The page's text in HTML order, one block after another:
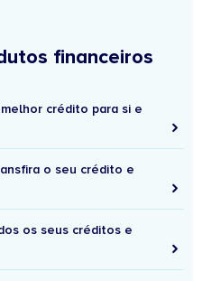
financeiros
crédito para si e
o seu crédito e
os seus créditos e